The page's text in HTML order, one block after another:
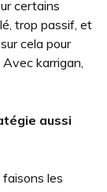
certains
trop passif, et
cela pour
karrigan,
aussi
les